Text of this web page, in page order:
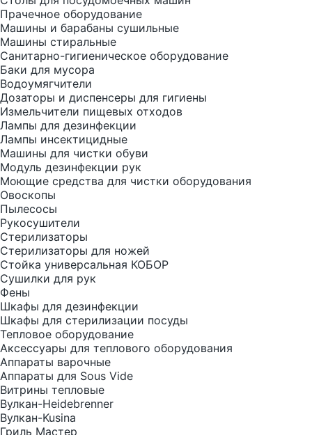
Прачечное оборудование
Машины и барабаны сушильные
Машины стиральные
Санитарно-гигиеническое оборудование
Баки для мусора
Водоумягчители
Дозаторы и диспенсеры для гигиены
Измельчители пищевых отходов
Лампы для дезинфекции
Лампы инсектицидные
Машины для чистки обуви
Модуль дезинфекции рук
Моющие средства для чистки оборудования
Овоскопы
Пылесосы
Рукосушители
Стерилизаторы
Стерилизаторы для ножей
Стойка универсальная КОБОР
Сушилки для рук
Фены
Шкафы для дезинфекции
Шкафы для стерилизации посуды
Тепловое оборудование
Аксессуары для теплового оборудования
Аппараты варочные
Аппараты для Sous Vide
Витрины тепловые
Вулкан-Heidebrenner
Вулкан-Kusina
Гриль Мастер